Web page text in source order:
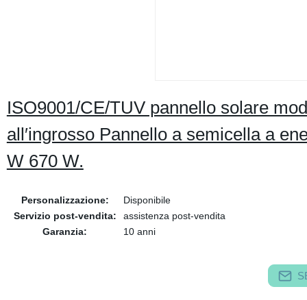
ISO9001/CE/TUV pannello solare
all′ingrosso Pannello a semicella a
W 670 W.
Personalizzazione:
Disponibile
Servizio post-vendita:
assistenza post-vendita
Garanzia:
10 anni